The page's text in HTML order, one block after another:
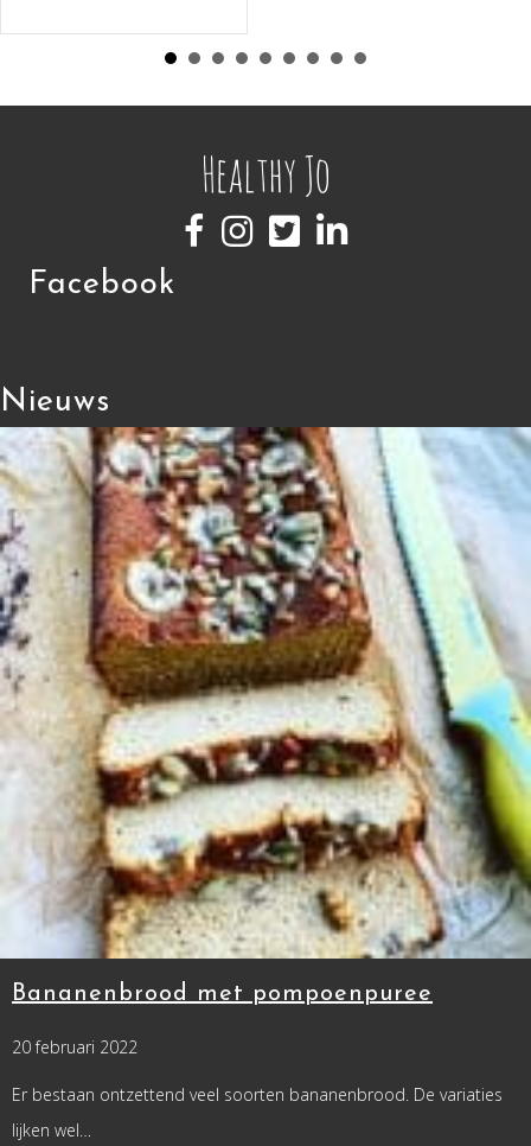
Facebook
Nieuws
Bananenbrood met pompoenpuree
20 februari 2022
Er bestaan ontzettend veel soorten bananenbrood. De variaties
lijken wel…